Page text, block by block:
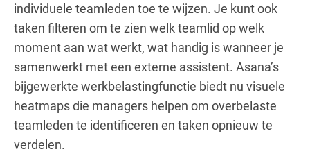
individuele teamleden toe te wijzen. Je kunt ook
taken filteren om te zien welk teamlid op welk
moment aan wat werkt, wat handig is wanneer je
samenwerkt met een externe assistent. Asana’s
bijgewerkte werkbelastingfunctie biedt nu visuele
heatmaps die managers helpen om overbelaste
teamleden te identificeren en taken opnieuw te
verdelen.